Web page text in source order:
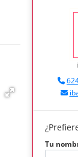
Tu